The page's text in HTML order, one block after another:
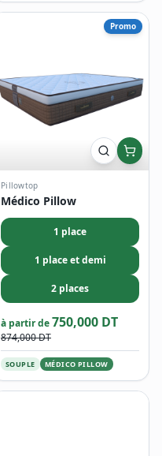
Promo
Pillowtop
Médico Pillow
1 place
1 place et demi
2 places
à partir de750,000 DT
874,000 DT
SOUPLE MÉDICO PILLOW